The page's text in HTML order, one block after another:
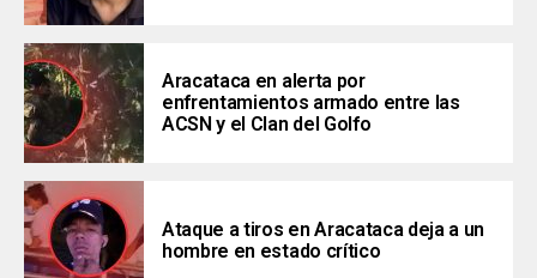
Aracataca en alerta por
enfrentamientos armado entre las
ACSN y el Clan del Golfo
Ataque a tiros en Aracataca deja a un
hombre en estado crítico